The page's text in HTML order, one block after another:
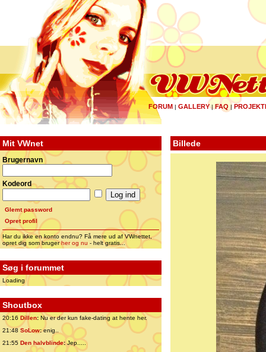
FORUM | GALLERY|FAQ |
Mit VWnet
Brugernavn
Kodeord
Glemt password
Opret profil
Har du ikke en konto endnu? Få mere ud af VWnettet,
opret dig som brugerher og nu - helt gratis...
Søg i forummet
Loading
Shoutbox
20:16 Dillen: Nu er der kun fake-dating at hente her.
21:48 SoLow:enig..
21:55 Den halvblinde:Jep.....
Billede